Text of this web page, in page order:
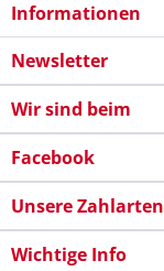
Informationen
Newsletter
Wir sind beim
Facebook
Unsere Zahlarten
Wichtige Info